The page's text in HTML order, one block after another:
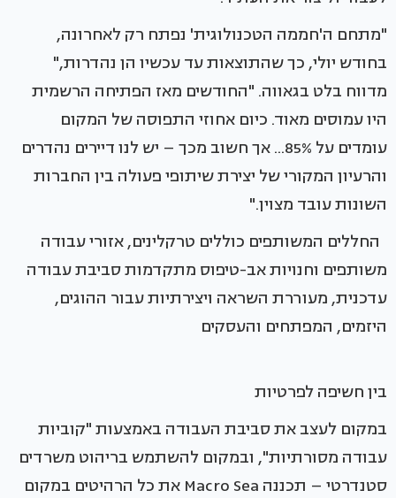
"מתחם ה'חממה הטכנולוגית' נפתח רק לאחרונה,
בחודש יולי, כך שהתוצאות עד עכשיו הן נהדרות,"
מדווח בלט בגאווה. "החודשים מאז הפתיחה הרשמית
היו עמוסים מאוד. כיום אחוזי התפוסה של המקום
עומדים על 85%... אך חשוב מכך – יש לנו דיירים נהדרים
והרעיון המקורי של יצירת שיתופי פעולה בין החברות
השונות עובד מצוין."
החללים המשותפים כוללים טרקלינים, אזורי עבודה
משותפים וחנויות אב-טיפוס מתקדמות סביבת עבודה
עדכנית, מעוררת השראה ויצירתיות עבור ההוגים,
היזמים, המפתחים והעסקים
בין חשיפה לפרטיות
במקום לעצב את סביבת העבודה באמצעות "קוביות
עבודה מסורתיות", ובמקום להשתמש בריהוט משרדים
סטנדרטי – תכננה Macro Sea את כל הרהיטים במקום